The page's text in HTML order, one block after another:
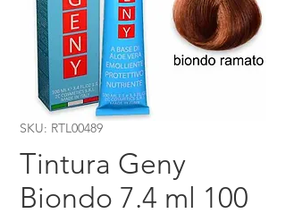
SKU: RTL00489
Tintura Geny
Biondo 7.4 ml 100